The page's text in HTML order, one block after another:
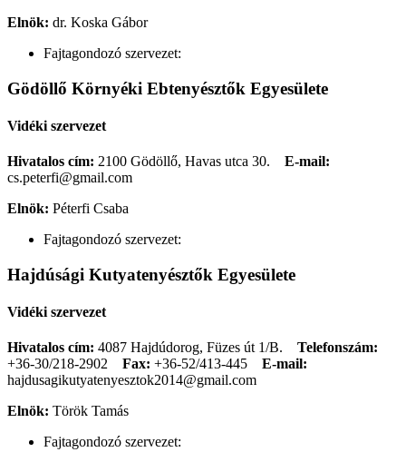
Elnök: dr. Koska Gábor
Fajtagondozó szervezet:
Gödöllő Környéki Ebtenyésztők Egyesülete
Vidéki szervezet
Hivatalos cím: 2100 Gödöllő, Havas utca 30. E-mail:
cs.peterfi@gmail.com
Elnök: Péterfi Csaba
Fajtagondozó szervezet:
Hajdúsági Kutyatenyésztők Egyesülete
Vidéki szervezet
Hivatalos cím: 4087 Hajdúdorog, Füzes út 1/B. Telefonszám:
+36-30/218-2902
Fax: +36-52/413-445
E-mail:
hajdusagikutyatenyesztok2014@gmail.com
Elnök: Török Tamás
Fajtagondozó szervezet: